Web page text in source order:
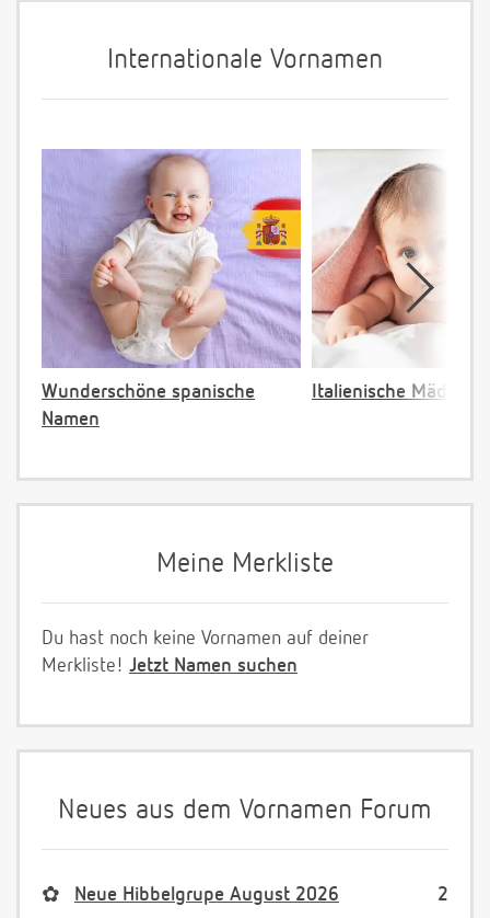
Internationale Vornamen
Wunderschöne spanische
Namen
Italienische
Meine Merkliste
Du hast noch keine Vornamen auf deiner
Merkliste! Jetzt Namen suchen
Neues aus dem Vornamen Forum
2
✿ Neue Hibbelgrupe August 2026